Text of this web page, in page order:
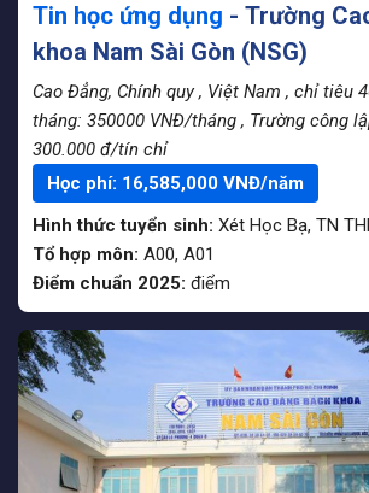
Tin học ứng dụng - Trường
khoa Nam Sài Gòn (NSG)
Cao Đẳng, Chính quy , Việt Nam , chỉ tiêu
tháng: 350000 VNĐ/tháng , Trường công
300.000 đ/tín chỉ
Học phí: 16,585,000 VNĐ/năm
Hình thức tuyển sinh: Xét Học Bạ, TN
Tổ hợp môn: A00, A01
Điểm chuẩn 2025: điểm